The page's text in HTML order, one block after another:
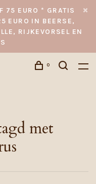
75 EURO * GRATIS
EURO IN BEERSE,
RIJKEVORSEL EN
0
met